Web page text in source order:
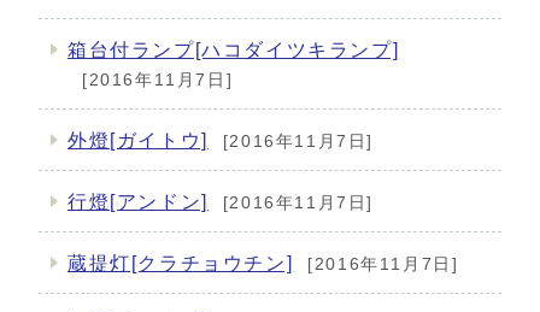
箱台付ランプ[ハコダイツキランプ]
[2016年11月7日]
外燈[ガイトウ] [2016年11月7日]
行燈[アンドン] [2016年11月7日]
蔵提灯[クラチョウチン] [2016年11月7日]